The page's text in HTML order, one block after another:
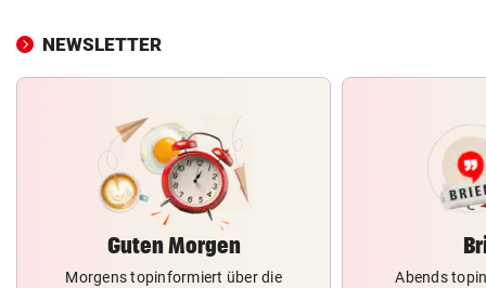
NEWSLETTER
Guten Morgen
Morgens topinformiert über die
Abends